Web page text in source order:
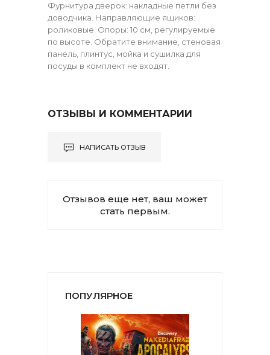
Фурнитура дверок: накладные петли без
доводчика. Направляющие ящиков:
роликовые. Опоры: 10 см, регулируемые
по высоте. Обратите внимание, стеновая
панель, плинтус, мойка и сушилка для
посуды в комплект не входят.
ОТЗЫВЫ И КОММЕНТАРИИ
НАПИСАТЬ ОТЗЫВ
Отзывов еще нет, ваш может
стать первым.
ПОПУЛЯРНОЕ